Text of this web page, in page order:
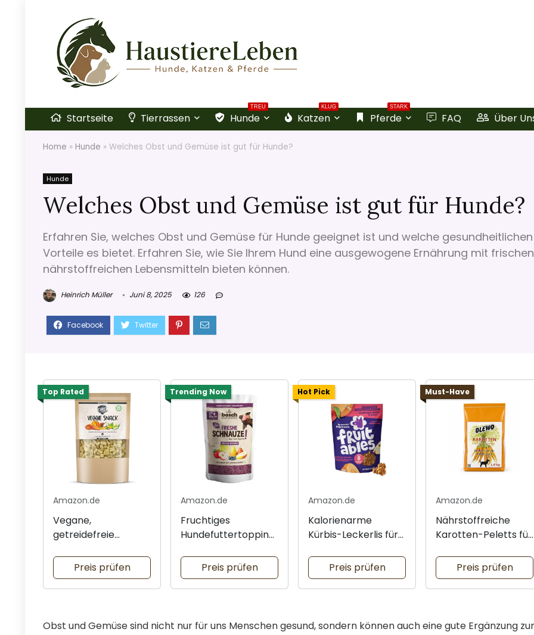
Startseite Tierrassen
TREU
Hunde
KLUG
Katzen
STARK
Pferde FAQ Über
Home » Hunde » Welches Obst und Gemüse ist gut für Hunde?
Hunde
Welches Obst und Gemüse ist gut für Hunde?
Erfahren Sie, welches Obst und Gemüse für Hunde geeignet ist und welche gesundheitlichen
Vorteile es bietet. Erfahren Sie, wie Sie Ihrem Hund eine ausgewogene Ernährung mit
nährstoffreichen Lebensmitteln bieten können.
Heinrich Müller Juni 8, 2025 126
Top Rated
Amazon.de
Vegane,
getreidefreie
Preis prüfen
Trending Now
Amazon.de
Fruchtiges
Hundefuttertopping
Preis prüfen
Hot Pick
Amazon.de
Kalorienarme
Kürbis-Leckerlis für
Preis prüfen
Must-Have
Amazon.de
Nährstoffreiche
Karotten-Peletts für
Preis prüfen
Obst und Gemüse sind nicht nur für uns Menschen gesund, sondern können auch eine gute Ergänzung zur